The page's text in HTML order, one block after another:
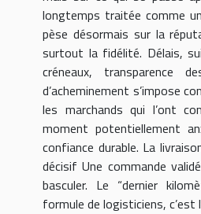
longtemps traitée comme
pèse désormais sur la
surtout la fidélité. Délais,
créneaux, transparence
d’acheminement s’impose
les marchands qui l’ont
moment potentiellement
confiance durable. La
décisif Une commande
basculer. Le “dernier
formule de logisticiens, c’est